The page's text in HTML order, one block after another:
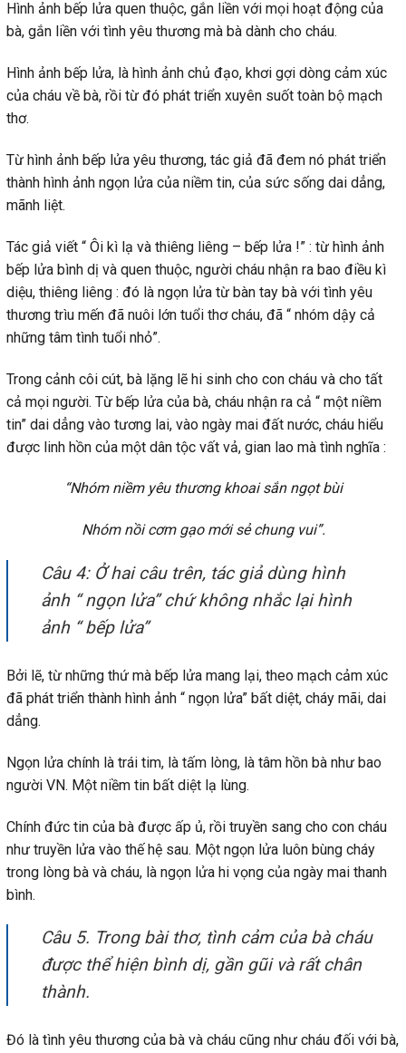
Hình ảnh bếp lửa quen thuộc, gắn liền với mọi hoạt động của
bà, gắn liền với tình yêu thương mà bà dành cho cháu.
Hình ảnh bếp lửa, là hình ảnh chủ đạo, khơi gợi dòng cảm xúc
của cháu về bà, rồi từ đó phát triển xuyên suốt toàn bộ mạch
thơ.
Từ hình ảnh bếp lửa yêu thương, tác giả đã đem nó phát triển
thành hình ảnh ngọn lửa của niềm tin, của sức sống dai dẳng,
mãnh liệt.
Tác giả viết “ Ôi kì lạ và thiêng liêng – bếp lửa !” : từ hình ảnh
bếp lửa bình dị và quen thuộc, người cháu nhận ra bao điều kì
diệu, thiêng liêng : đó là ngọn lửa từ bàn tay bà với tình yêu
thương trìu mến đã nuôi lớn tuổi thơ cháu, đã “ nhóm dậy cả
những tâm tình tuổi nhỏ”.
Trong cảnh côi cút, bà lặng lẽ hi sinh cho con cháu và cho tất
cả mọi người. Từ bếp lửa của bà, cháu nhận ra cả “ một niềm
tin” dai dẳng vào tương lai, vào ngày mai đất nước, cháu hiểu
được linh hồn của một dân tộc vất vả, gian lao mà tình nghĩa :
“Nhóm niềm yêu thương khoai sắn ngọt bùi
Nhóm nồi cơm gạo mới sẻ chung vui”.
Câu 4: Ở hai câu trên, tác giả dùng hình
ảnh “ ngọn lửa” chứ không nhắc lại hình
ảnh “ bếp lửa”
Bởi lẽ, từ những thứ mà bếp lửa mang lại, theo mạch cảm xúc
đã phát triển thành hình ảnh “ ngọn lửa” bất diệt, cháy mãi, dai
dẳng.
Ngọn lửa chính là trái tim, là tấm lòng, là tâm hồn bà như bao
người VN. Một niềm tin bất diệt lạ lùng.
Chính đức tin của bà được ấp ủ, rồi truyền sang cho con cháu
như truyền lửa vào thế hệ sau. Một ngọn lửa luôn bùng cháy
trong lòng bà và cháu, là ngọn lửa hi vọng của ngày mai thanh
bình.
Câu 5. Trong bài thơ, tình cảm của bà cháu
được thể hiện bình dị, gần gũi và rất chân
thành.
Đó là tình yêu thương của bà và cháu cũng như cháu đối với bà,